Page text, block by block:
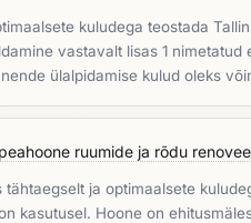
kuludega teostada
vastavalt lisas 1
ülalpidamise kulud oleks
ruumide ja rõdu
ja optimaalsete
kasutusel. Hoone on